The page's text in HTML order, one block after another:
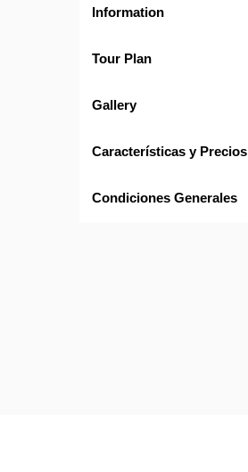
Information
Tour Plan
Gallery
Características y Precios
Condiciones Generales